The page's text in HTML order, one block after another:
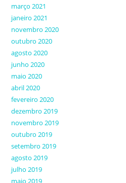
março 2021
janeiro 2021
novembro 2020
outubro 2020
agosto 2020
junho 2020
maio 2020
abril 2020
fevereiro 2020
dezembro 2019
novembro 2019
outubro 2019
setembro 2019
agosto 2019
julho 2019
maio 2019